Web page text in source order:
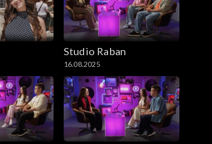
Studio Raban
16.08.2025